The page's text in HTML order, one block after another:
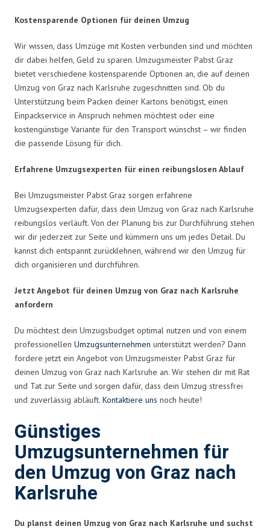
Kostensparende Optionen für deinen Umzug
Wir wissen, dass Umzüge mit Kosten verbunden sind und möchten
dir dabei helfen, Geld zu sparen. Umzugsmeister Pabst Graz
bietet verschiedene kostensparende Optionen an, die auf deinen
Umzug von Graz nach Karlsruhe zugeschnitten sind. Ob du
Unterstützung beim Packen deiner Kartons benötigst, einen
Einpackservice in Anspruch nehmen möchtest oder eine
kostengünstige Variante für den Transport wünschst – wir finden
die passende Lösung für dich.
Erfahrene Umzugsexperten für einen reibungslosen Ablauf
Bei Umzugsmeister Pabst Graz sorgen erfahrene
Umzugsexperten dafür, dass dein Umzug von Graz nach Karlsruhe
reibungslos verläuft. Von der Planung bis zur Durchführung stehen
wir dir jederzeit zur Seite und kümmern uns um jedes Detail. Du
kannst dich entspannt zurücklehnen, während wir den Umzug für
dich organisieren und durchführen.
Jetzt Angebot für deinen Umzug von Graz nach Karlsruhe
anfordern
Du möchtest dein Umzugsbudget optimal nutzen und von einem
professionellen Umzugsunternehmen unterstützt werden? Dann
fordere jetzt ein Angebot von Umzugsmeister Pabst Graz für
deinen Umzug von Graz nach Karlsruhe an. Wir stehen dir mit Rat
und Tat zur Seite und sorgen dafür, dass dein Umzug stressfrei
und zuverlässig abläuft. Kontaktiere uns noch heute!
Günstiges
Umzugsunternehmen für
den Umzug von Graz nach
Karlsruhe
Du planst deinen Umzug von Graz nach Karlsruhe und suchst